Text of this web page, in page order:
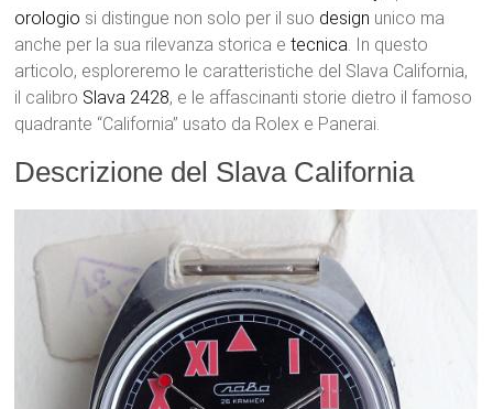
orologio si distingue non solo per il suo design unico ma
anche per la sua rilevanza storica etecnica. In questo
articolo, esploreremo le caratteristiche del Slava California,
il calibro Slava 2428, e le affascinanti storie dietro il famoso
quadrante “California” usato da Rolex e Panerai.
Descrizione del Slava California